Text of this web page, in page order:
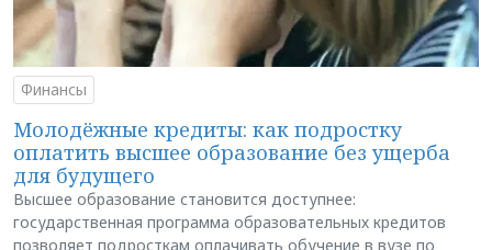
Финансы
Молодёжные кредиты: как подростку
оплатить высшее образование без ущерба
для будущего
Высшее образование становится доступнее:
государственная программа образовательных кредитов
позволяет подросткам оплачивать обучение в вузе по